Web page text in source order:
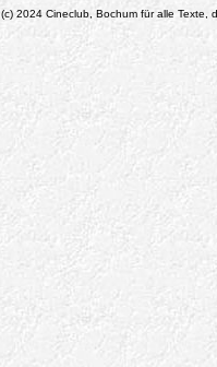
(c) 2024 Cineclub, Bochum für alle Texte,